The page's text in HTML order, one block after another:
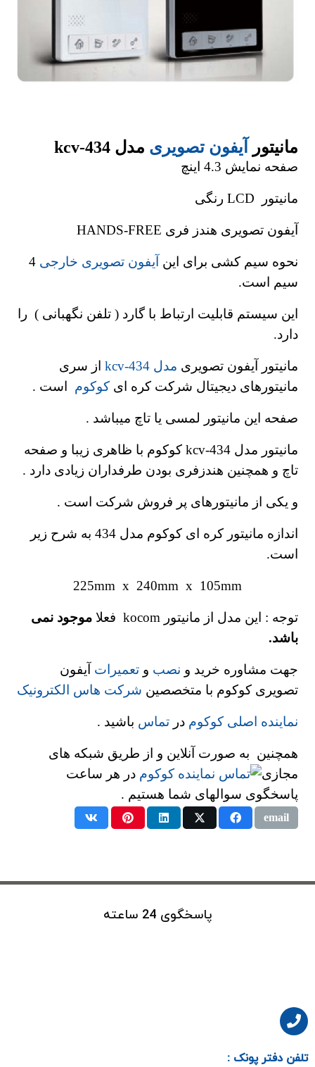
مانیتور آیفون تصویری مدل kcv-434
صفحه نمایش 4.3 اینچ
مانیتور LCD رنگی
آیفون تصویری هندز فری HANDS-FREE
نحوه سیم کشی برای این آیفون تصویری خارجی 4
سیم است.
این سیستم قابلیت ارتباط با گارد ( تلفن نگهبانی ) را
دارد.
مانیتور آیفون تصویری مدل kcv-434
از سری
مانیتورهای دیجیتال شرکت کره ای کوکوم است .
صفحه این مانیتور لمسی یا تاچ میباشد .
مانیتور مدل kcv-434 کوکوم با ظاهری زیبا و صفحه
تاچ و همچنین هندزفری بودن طرفداران زیادی دارد .
و یکی از مانیتورهای پر فروش شرکت است .
اندازه مانیتور کره ای کوکوم مدل 434 به شرح زیر
است.
225mm x 240mm x 105mm
توجه : این مدل از مانیتور kocom فعلا
موجود نمی
باشد.
جهت مشاوره خرید و نصب و تعمیرات آیفون
تصویری کوکوم با متخصصین شرکت هاس الکترونیک
نماینده اصلی کوکوم در تماس باشید .
همچنین به صورت آنلاین و از طریق شبکه های
مجازی
در هر ساعت
پاسخگوی سوالهای شما هستیم .
پاسخگوی 24 ساعته
تلفن دفتر پونک :